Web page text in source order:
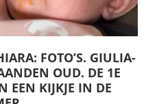
FOTO’S. GIULIA-
OUD. DE 1E
EEN KIJKJE IN DE